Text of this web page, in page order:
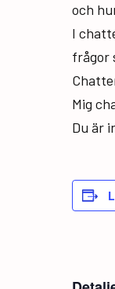
och
I
frågor
Mig
Du är